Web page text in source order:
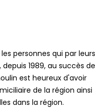
personnes qui par leurs
1989, au succès de
est heureux d'avoir
de la région ainsi
dans la région.